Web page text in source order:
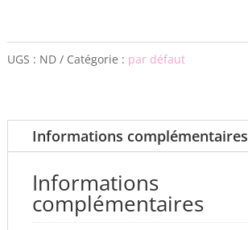
UGS : ND Catégorie : par défaut
Informations complémentaires
Informations
complémentaires